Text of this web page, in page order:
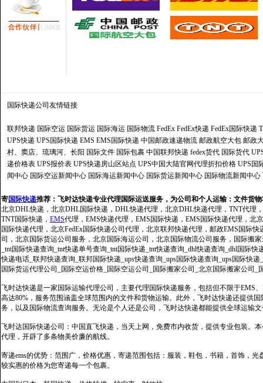
国际快递公司 友情链接
联邦快递 国际空运 国际货运 国际海运 国际物流 FedEx FedEx快递 FedEx国际快递
UPS快递 UPS国际快递 EMS EMS国际快递 中国邮政速递物流 邮政航空大包 邮政
村、窦店、琉璃河、长阳 国际文件 国际包裹 中国联邦快递 fedex货代 国际货代
递价格表 UPS报价表 UPS快递房山区站点 UPS中国大陆官网代理折扣价格 UPS国
闻中心 国际空运新闻中心 国际海运新闻中心 国际货运新闻中心 国际物流新闻中心
寄国际快递推荐： 飞时达快递专业代理国际运送服务，为公司和个人运输：文件货
北京DHL快递，北京DHL国际快递，DHL快递代理，北京DHL快递代理，TNT代理
TNT国际快递， EMS代理，EMS快递代理，EMS国际快递，EMS国际快递代理，北
国际快递代理，北京FedEx国际快递公司代理，北京联邦快递代理，邮政EMS国际
司，北京国际货运公司服务，北京国际海运公司，北京国际物流公司服务，国际搬
_tnt国际快递查询_tnt快递单号查询_tnt国际快递_tnt快递查询_dhl快递查询_dhl国际
快递电话_联邦快递查询_联邦国际快递_ups快递查询_ups国际快递查询_ups国际快
国际货运代理公司_国际空运价格_国际空运公司_国际搬家公司_北京国际搬家公司_
飞时达快递是一家国际运输代理公司，主要代理国际快递服务，包括但不限于EMS
高达80%，服务范围涵盖全球范围内的文件和货物运输。此外，飞时达快递还提供
务，以及国际物流查询服务。无论是个人还是公司，飞时达快递都能提供全球运输
飞时达国际快递公司：中国直飞快递，当天上网，免费市内收货，提供专业包装。
代理，开辟了多条物美价廉的航线。
寄递ems的优势：范围广，价格优惠，寄递范围包括：服装，鞋包，书籍，首饰，
较实惠的价格为您寄递每一个包裹。